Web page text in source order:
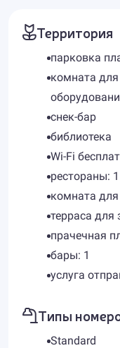
Территория
парковка
комната
снек-бар
библиотека
Wi-Fi
рестораны: 1
комната
терраса для
прачечная
бары: 1
услуга
Типы
Standard